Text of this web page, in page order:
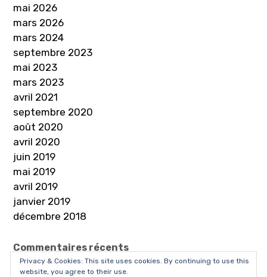
mai 2026
mars 2026
mars 2024
septembre 2023
mai 2023
mars 2023
avril 2021
septembre 2020
août 2020
avril 2020
juin 2019
mai 2019
avril 2019
janvier 2019
décembre 2018
Commentaires récents
Privacy & Cookies: This site uses cookies. By continuing to use this
website, you agree to their use.